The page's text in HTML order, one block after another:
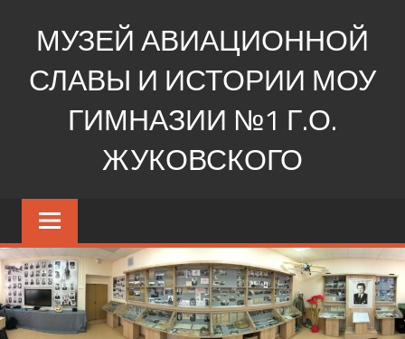
МУЗЕЙ АВИАЦИОННОЙ
СЛАВЫ И ИСТОРИИ МОУ
ГИМНАЗИИ №1 Г.О.
ЖУКОВСКОГО
Ещё
один
на
WordPress